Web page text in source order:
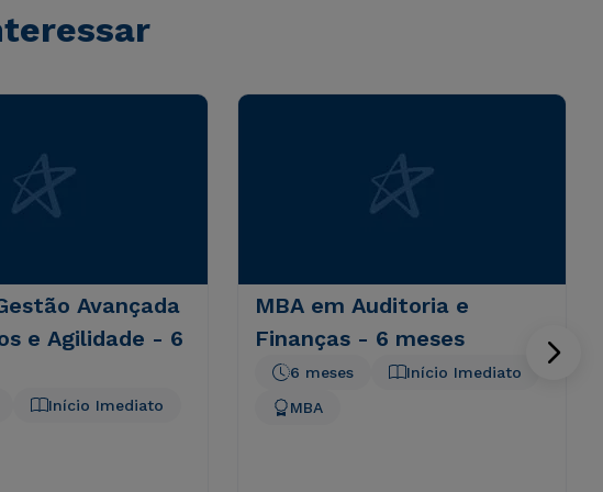
Avançada
e Agilidade - 6
Início Imediato
MBA em Auditoria e
Finanças - 6 meses
Início Imediato
6 meses
MBA